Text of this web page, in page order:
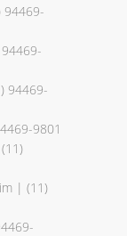
94469-
94469-
9801
| (11)